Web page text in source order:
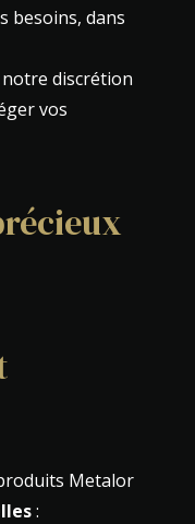
besoins, dans
discrétion
vos
Metalor
: